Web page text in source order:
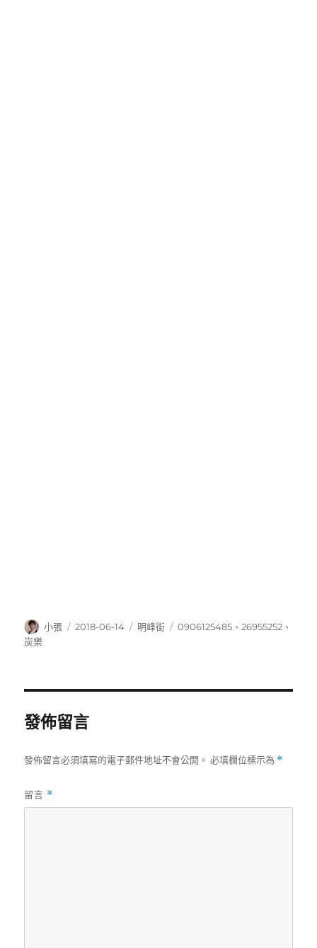
作
小張
發
2018-06-14
分
明峰街
標
0906125485 、26955252 、
炭樂
發佈留言
發佈留言必須填寫的電子郵件地址不會公開。 必填欄位標示為 *
留言 *